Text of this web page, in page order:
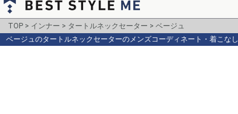
TOP インナー タートルネックセーター
ベージュ
ベージュのタートルネックセーターのメンズコーディネート・着こなし